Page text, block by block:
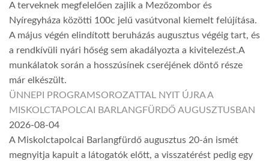
A terveknek megfelelően zajlik a Mezőzombor és
Nyíregyháza közötti 100c jelű vasútvonal kiemelt felújítása.
A május végén elindított beruházás augusztus végéig tart, és
a rendkívüli nyári hőség sem akadályozta a kivitelezést.A
munkálatok során a hosszúsínek cseréjének döntő része
már elkészült.
ÜNNEPI PROGRAMSOROZATTAL NYIT ÚJRA A
MISKOLCTAPOLCAI BARLANGFÜRDŐ AUGUSZTUSBAN
2026-08-04
A Miskolctapolcai Barlangfürdő augusztus 20-án ismét
megnyitja kapuit a látogatók előtt, a visszatérést pedig egy